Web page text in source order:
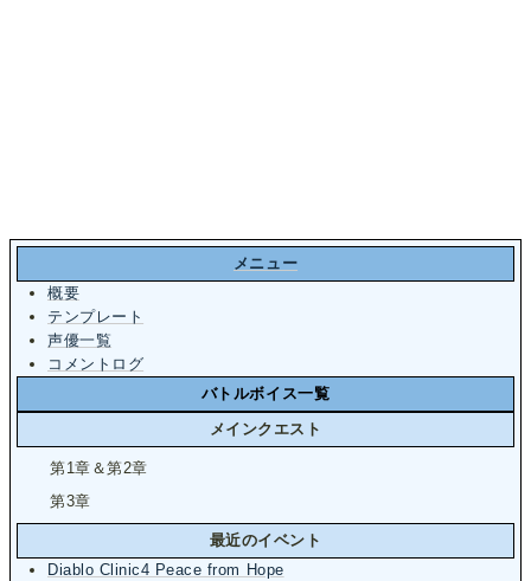
メニュー
概要
テンプレート
声優一覧
コメントログ
バトルボイス一覧
メインクエスト
第1章＆第2章
第3章
最近のイベント
Diablo Clinic4 Peace from Hope